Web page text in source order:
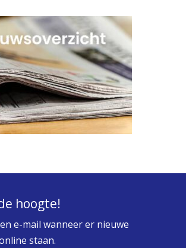
hoogte!
e-mail wanneer er nieuwe
staan.